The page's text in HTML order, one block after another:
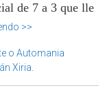
de 7 a 3 que lle
>>
o Automania
Xiria.